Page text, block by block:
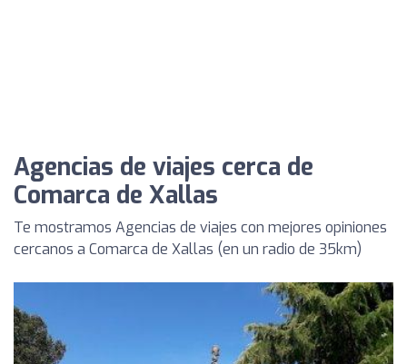
Agencias de viajes cerca de
Comarca de Xallas
Te mostramos Agencias de viajes con mejores opiniones
cercanos a Comarca de Xallas (en un radio de 35km)